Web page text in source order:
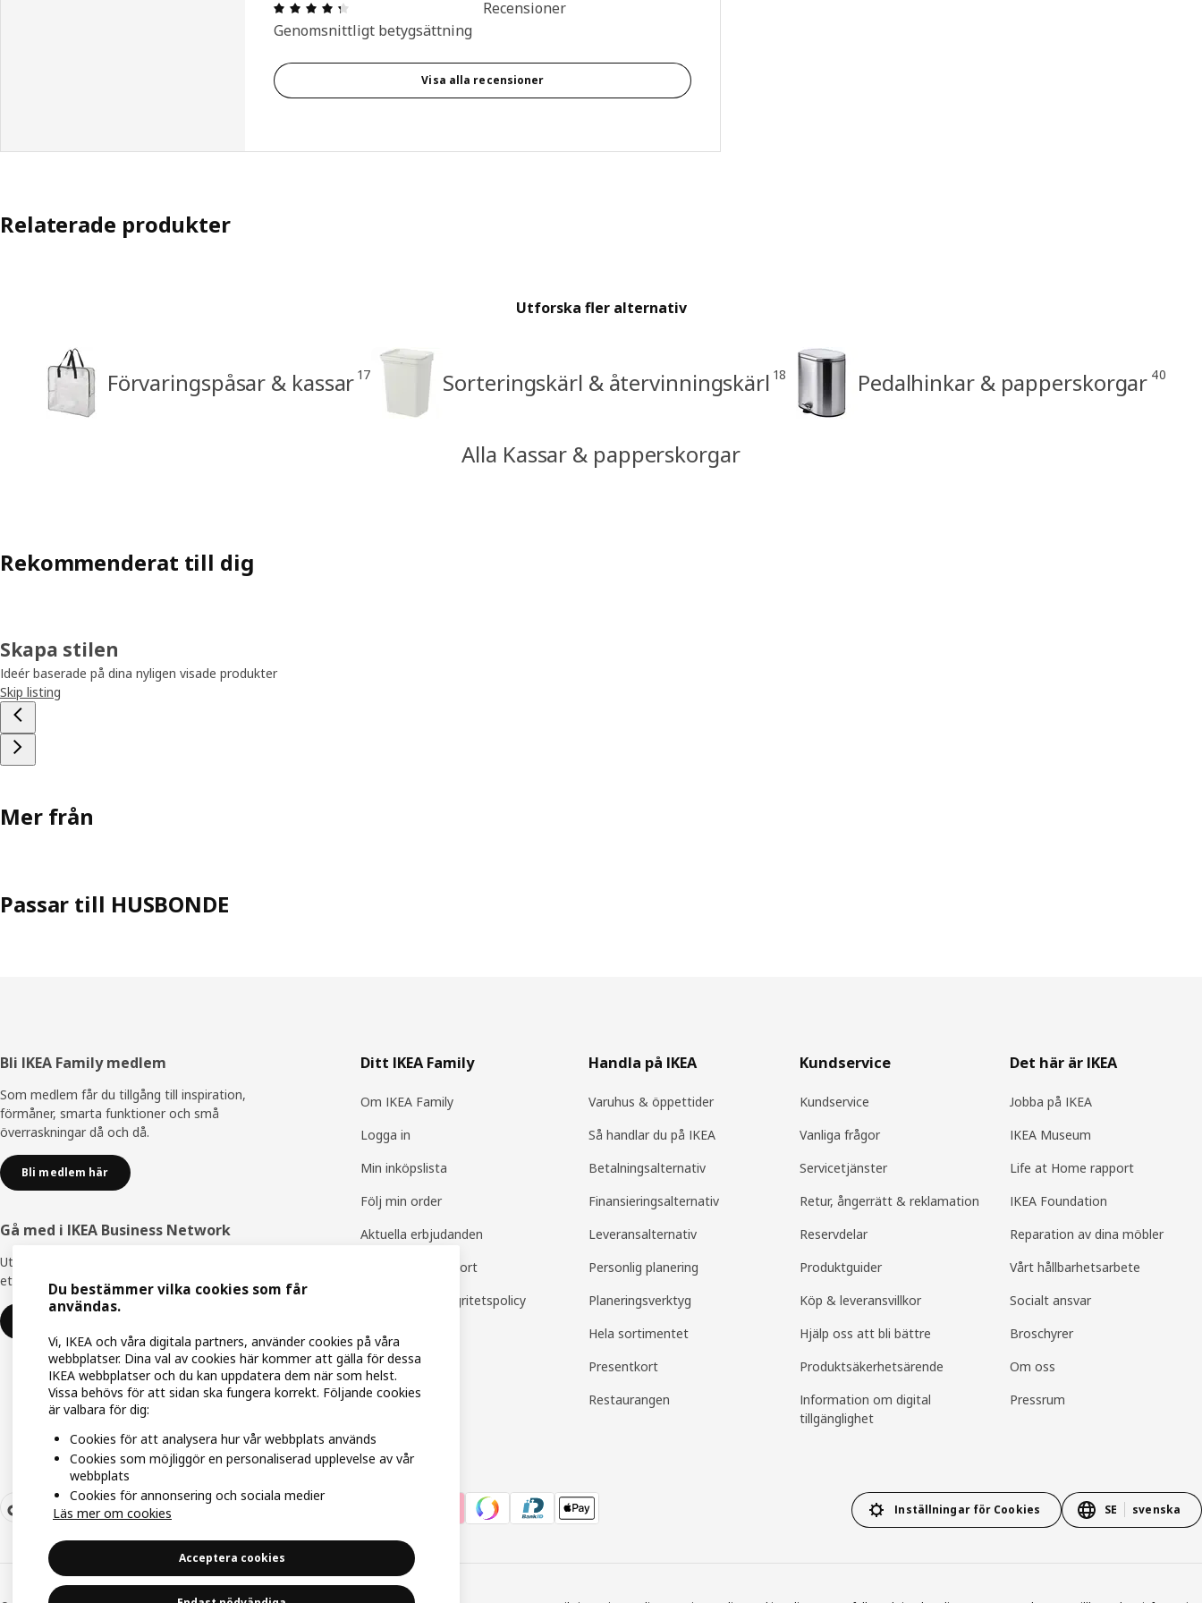
Recension: 4.3 utav 5 stjärnor. Totalt antal recensioner: 26
Genomsnittligt betygsättning
Recensioner
Visa alla recensioner
Relaterade produkter
Utforska fler alternativ
Förvaringspåsar & kassar 17 Sorteringskärl & återvinningskärl 18 Pedalhinkar & papperskorgar 40
Alla Kassar & papperskorgar
Rekommenderat till dig
Skapa stilen
Ideér baserade på dina nyligen visade produkter
Skip listing
Mer från
Passar till HUSBONDE
Sidfot
Bli IKEA Family medlem
Som medlem får du tillgång till inspiration,
förmåner, smarta funktioner och små
överraskningar då och då.
Bli medlem här
Gå med i IKEA Business Network
Utnyttja flera unika förmåner för att skapa
ett bättre arbetsliv - helt kostnadsfritt.
Ditt IKEA Family
Om IKEA Family
Logga in
Min inköpslista
Följ min order
Aktuella erbjudanden
IKEA Family support
IKEA Family integritetspolicy
Handla på IKEA
Varuhus & öppettider
Så handlar du på IKEA
Betalningsalternativ
Finansieringsalternativ
Leveransalternativ
Personlig planering
Planeringsverktyg
Hela sortimentet
Presentkort
Restaurangen
Kundservice
Kundservice
Vanliga frågor
Servicetjänster
Retur, ångerrätt & reklamation
Reservdelar
Produktguider
Köp & leveransvillkor
Hjälp oss att bli bättre
Produkt­säkerhets­ärende
Information om digital
tillgänglighet
Det här är IKEA
Jobba på IKEA
IKEA Museum
Life at Home rapport
IKEA Foundation
Reparation av dina möbler
Vårt hållbarhetsarbete
Socialt ansvar
Broschyrer
Om oss
Pressrum
Inställningar för Cookies SE svenska
Du bestämmer vilka cookies som får
användas.
Vi, IKEA och våra digitala partners, använder cookies på våra
webbplatser. Dina val av cookies här kommer att gälla för dessa
IKEA webbplatser och du kan uppdatera dem när som helst.
Vissa behövs för att sidan ska fungera korrekt. Följande cookies
är valbara för dig:
Cookies för att analysera hur vår webbplats används
Cookies som möjliggör en personaliserad upplevelse av vår
webbplats
Cookies för annonsering och sociala medier
Läs mer om cookies
Acceptera cookies